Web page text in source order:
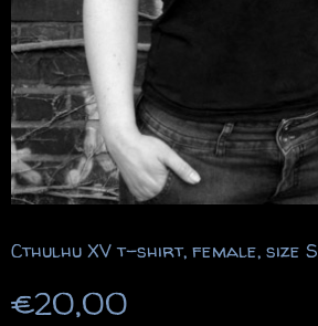
Cthulhu XV t-shirt, female, size S
€20,00